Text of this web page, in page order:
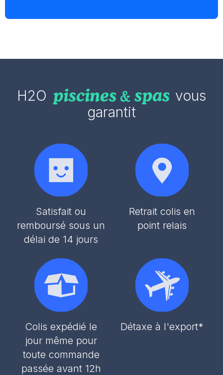
H2O
vous
garantit
Satisfait ou
remboursé sous un
délai de 14 jours
Retrait colis en
point relais
Colis expédié le
jour même pour
toute commande
passée avant 12h
Détaxe à l'export*